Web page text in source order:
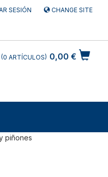
SESIÓN CHANGE SITE
0,00 €
0 ARTÍCULOS
piñones